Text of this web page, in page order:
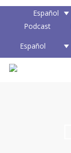
Skip
content
Español
Podcast
Español
CartClose